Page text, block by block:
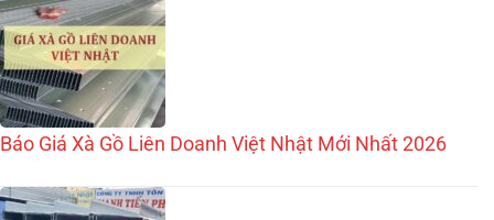
Báo Giá Xà Gồ Liên Doanh Việt Nhật Mới Nhất 2026